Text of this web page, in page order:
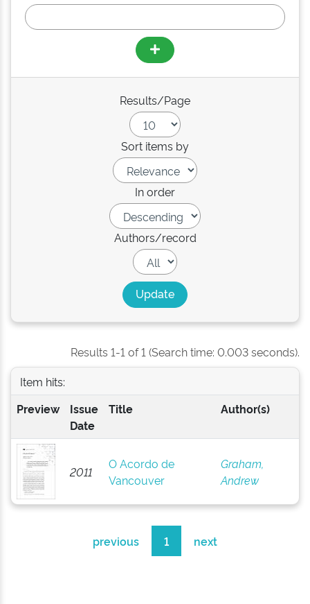
Results/Page
Sort items by
In order
Authors/record
Results 1-1 of 1 (Search time: 0.003 seconds).
Item hits:
Preview
Issue
Date
Title Author(s)
2011
O Acordo de
Vancouver
Graham,
Andrew
previous 1 next